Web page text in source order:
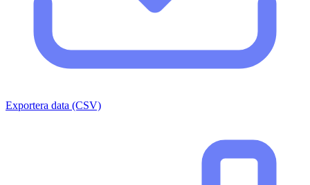
Exportera data (CSV)